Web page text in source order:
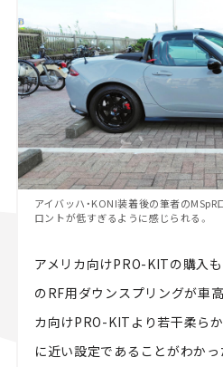
アイバッハ・KONI装着後の筆者の
ロントが低すぎるように感じられる。
アメリカ向けPRO-KITの購入
のRF用ダウンスプリングが車
カ向けPRO-KITより若干柔ら
に近い設定であることがわか